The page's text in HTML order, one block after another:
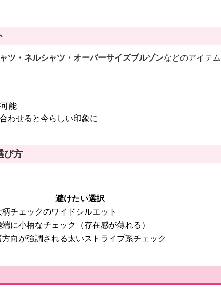
ツ・ネルシャツ・オーバーサイズブルゾンなどのアイテム
能
わせると今らしい印象に
び方
避けたい選択
柄チェックのワイドシルエット
に小柄なチェック（存在感が薄れる）
方向が強調される太いストライプ系チェック